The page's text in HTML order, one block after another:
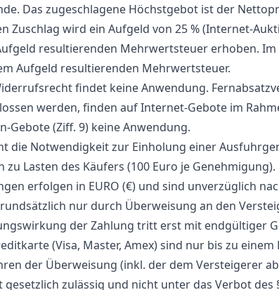
Das zugeschlagene Höchstgebot ist der
Zuschlag wird ein Aufgeld von 25 % (Internet-
resultierenden Mehrwertsteuer erhoben.
Aufgeld resultierenden Mehrwertsteuer.
findet keine Anwendung.
werden, finden auf Internet-Gebote im
Gebote (Ziff. 9) keine Anwendung.
die Notwendigkeit zur Einholung einer
zu Lasten des Käufers (100 Euro je Genehmigung).
erfolgen in EURO (€) und sind unverzüglich
nur durch Überweisung an den
der Zahlung tritt erst mit endgültiger
(Visa, Master, Amex) sind nur bis zu
der Überweisung (inkl. der dem Versteigerer
gesetzlich zulässig und nicht unter das Verbot